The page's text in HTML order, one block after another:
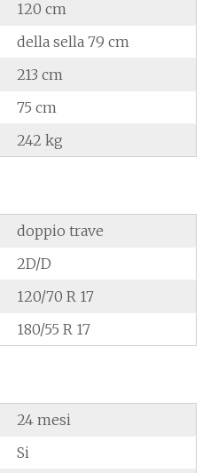
120 cm
della sella 79 cm
213 cm
75 cm
242 kg
doppio trave
2D/D
120/70 R 17
180/55 R 17
24 mesi
Si